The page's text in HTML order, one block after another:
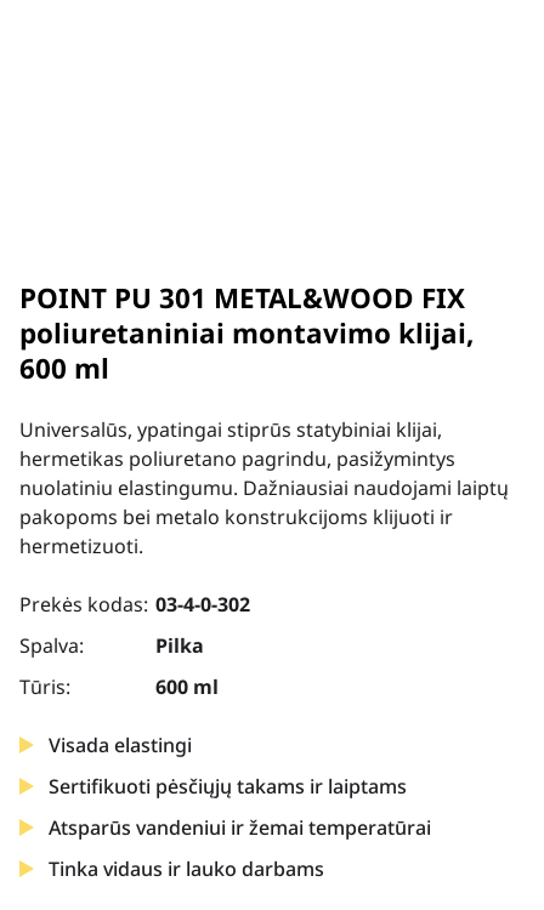
POINT PU 301 METAL&WOOD FIX
poliuretaniniai montavimo klijai,
600 ml
Universalūs, ypatingai stiprūs statybiniai klijai,
hermetikas poliuretano pagrindu, pasižymintys
nuolatiniu elastingumu. Dažniausiai naudojami laiptų
pakopoms bei metalo konstrukcijoms klijuoti ir
hermetizuoti.
Prekės kodas: 03-4-0-302
Spalva:
Pilka
Tūris:
600 ml
Visada elastingi
Sertifikuoti pėsčiųjų takams ir laiptams
Atsparūs vandeniui ir žemai temperatūrai
Tinka vidaus ir lauko darbams